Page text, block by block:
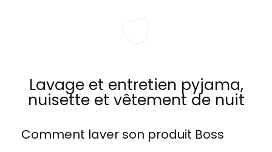
Lavage et entretien pyjama,
nuisette et vêtement de nuit
Comment laver son produit Boss